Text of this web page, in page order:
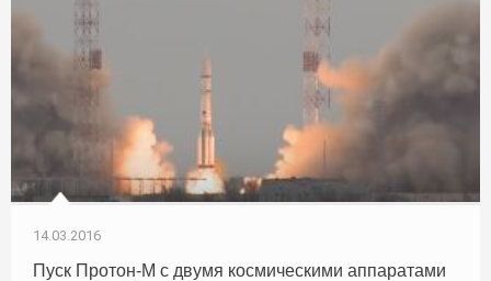
14.03.2016
Пуск Протон-М с двумя космическими аппаратами